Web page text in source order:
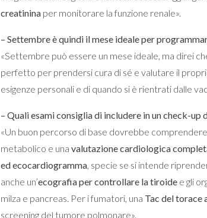
creatinina per monitorare la funzione renale».
– Settembre è quindi il mese ideale per
«Settembre può essere un mese ideale, ma direi
perfetto per prendersi cura di sé e valutare il
esigenze personali e di quando si è rientrati dalle
– Quali esami consiglia di includere in un check-up
«Un buon percorso di base dovrebbe
metabolico e unavalutazione cardiologica
ed ecocardiogramma, specie se si intende
anche un’ecografia per controllare la tiroide e gli
milza e pancreas. Per i fumatori, una Tac del torace
screening del tumore polmonare».